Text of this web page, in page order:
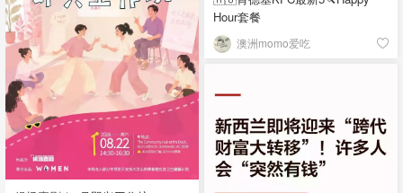
Hour套餐
澳洲momo爱吃